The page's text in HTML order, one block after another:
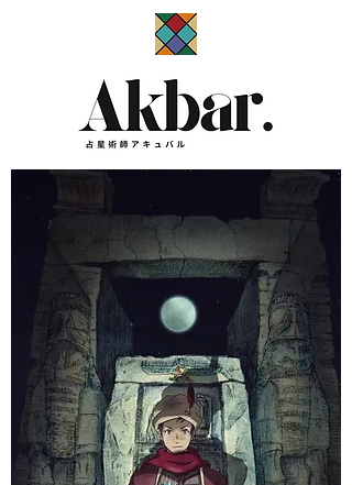
​占星術師アキュバル公式サイト